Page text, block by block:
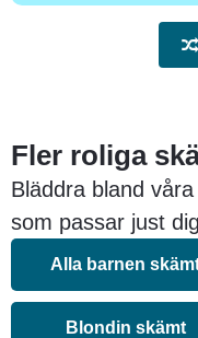
Fler roliga
Bläddra bland
som passar just
Alla barnen
Blondin skämt